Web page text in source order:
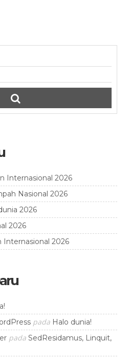
Internasional 2026
Nasional 2026
2026
2026
Internasional 2026
pada Halo dunia!
pada SedResidamus, Linquit,